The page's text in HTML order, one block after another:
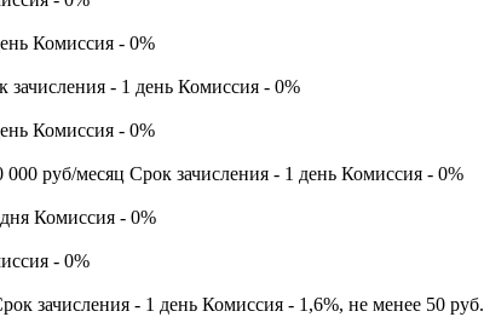
Комиссия - 0%
зачисления - 1 день Комиссия - 0%
Комиссия - 0%
000 руб/месяц Срок зачисления - 1 день Комиссия - 0%
Комиссия - 0%
- 0%
зачисления - 1 день Комиссия - 1,6%, не менее 50 руб.